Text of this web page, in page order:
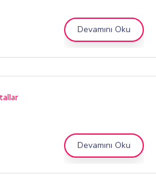
Devamını Oku
Devamını Oku